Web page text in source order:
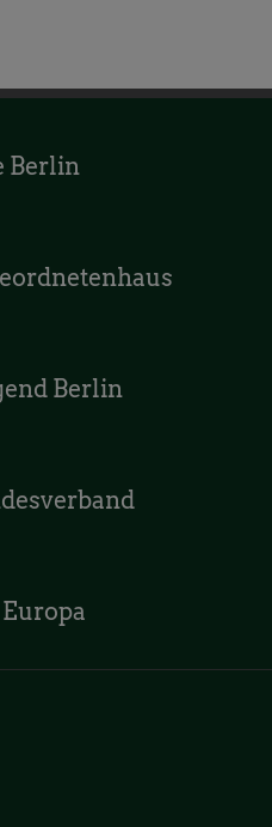
Berlin
Berlin